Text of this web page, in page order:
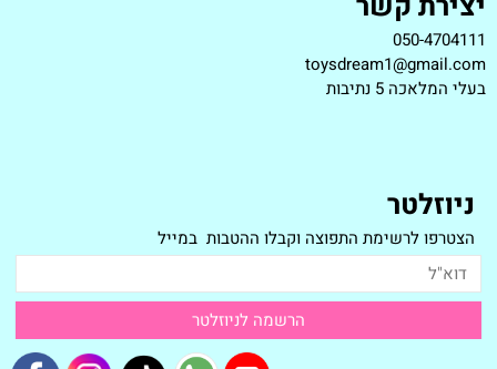
050-4704111
toysdream1@gmail.com
בעלי המלאכה 5 נתיבות
ניוזלטר
הצטרפו לרשימת התפוצה וקבלו ההטבות במייל